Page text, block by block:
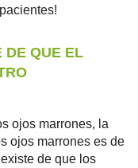
DE QUE EL
ojos marrones, la
ojos marrones es de
de que los